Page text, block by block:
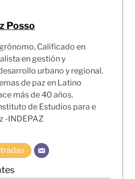
Posso
Calificado en
en gestión y
urbano y regional.
de paz en Latino
más de 40 años.
de Estudios para e
-INDEPAZ